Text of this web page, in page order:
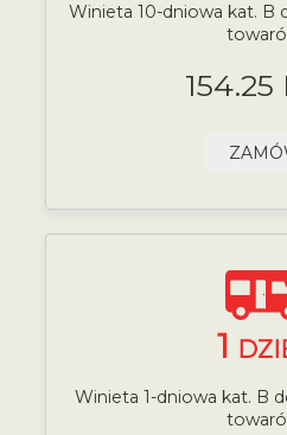
Winieta 10-dniowa kat. B
154.25
1
Winieta 1-dniowa kat. B